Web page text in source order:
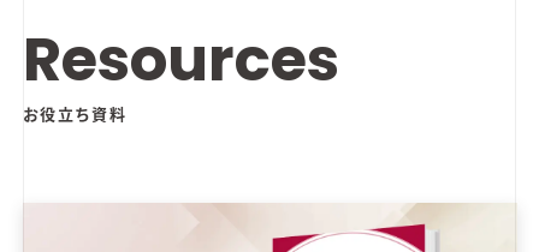
Resources
お役立ち資料